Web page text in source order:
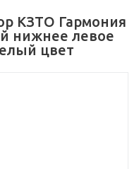
КЗТО Гармония
нижнее левое
цвет